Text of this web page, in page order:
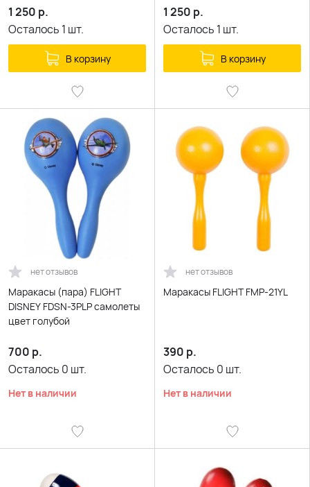
1 250 р.
Осталось 1 шт.
В корзину
1 250 р.
Осталось 1 шт.
В корзину
нет отзывов
Маракасы (пара) FLIGHT
DISNEY FDSN-3PLP самолеты
цвет голубой
700 р.
Осталось 0 шт.
Нет в наличии
нет отзывов
Маракасы FLIGHT FMP-21YL
390 р.
Осталось 0 шт.
Нет в наличии